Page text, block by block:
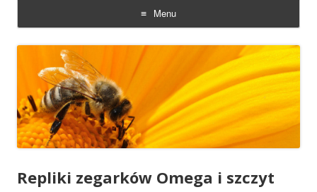
Menu
Skip
to
Repliki zegarków Omega i szczyt